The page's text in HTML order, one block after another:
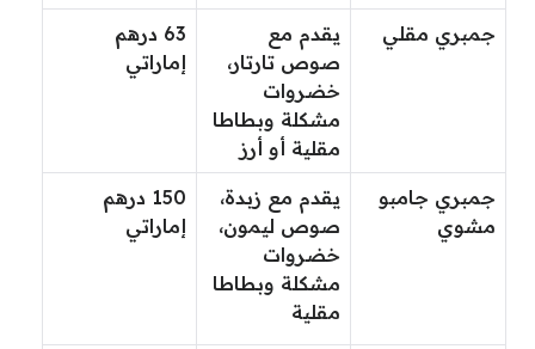
جمبري مقلي
يقدم مع
صوص تارتار،
خضروات
مشكلة وبطاطا
مقلية أو أرز
63 درهم
إماراتي
جمبري جامبو
مشوي
يقدم مع زبدة،
صوص ليمون،
خضروات
مشكلة وبطاطا
مقلية
150 درهم
إماراتي